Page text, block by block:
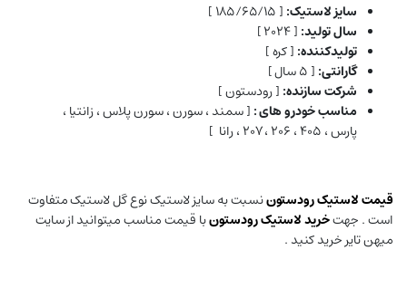
سایز لاستیک: [ ۱۸۵/۶۵/۱۵ ]
سال تولید: [ ۲۰۲۴ ]
تولیدکننده: [ کره ]
گارانتی: [ ۵ سال ]
شرکت سازنده: [ رودستون ]
مناسب خودرو های : [ سمند ، سورن ، سورن پلاس ، زانتیا ،
پارس ، ۴۰۵ ، ۲۰۶ ، ۲۰۷ ، رانا ]
قیمت لاستیک رودستوننسبت به سایز لاستیک نوع گل لاستیک متفاوت
است . جهتخرید لاستیک رودستونبا قیمت مناسب میتوانید از سایت
میهن تایر خرید کنید .